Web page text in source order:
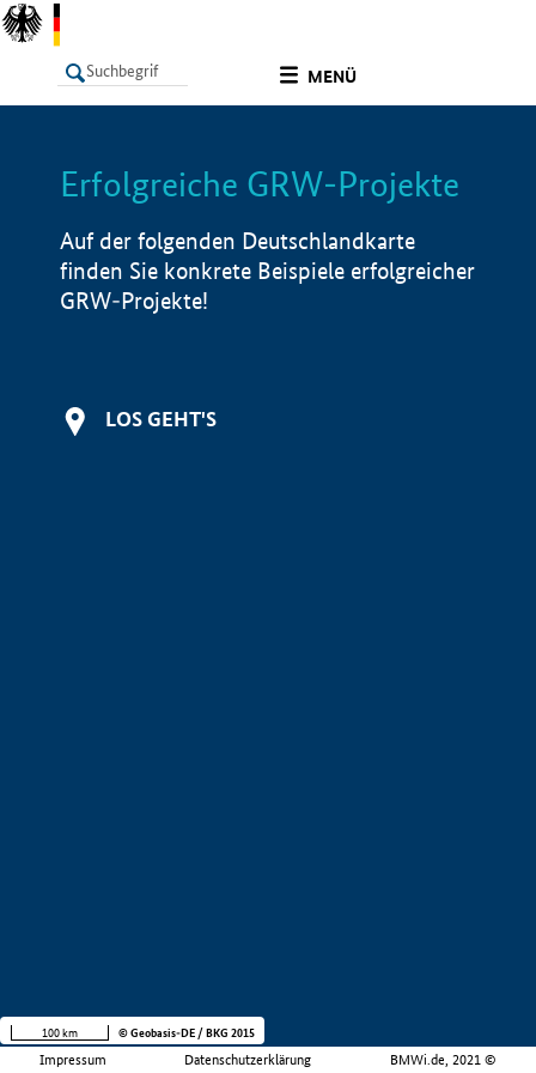
MENÜ
LISTE Info
Erfolgreiche GRW-Projekte
Auf der folgenden Deutschlandkarte
finden Sie konkrete Beispiele erfolgreicher
GRW-Projekte!
LOS GEHT'S
Impressum Datenschutzerklärung BMWi.de, 2021 ©
100 km © Geobasis-DE / BKG 2015